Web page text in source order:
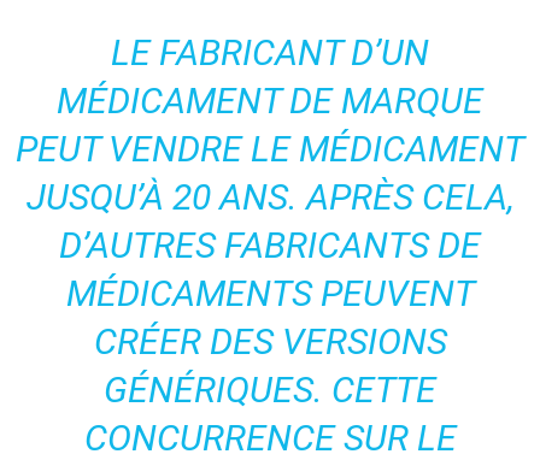
LE FABRICANT D’UN
MÉDICAMENT DE MARQUE
PEUT VENDRE LE MÉDICAMENT
JUSQU’À 20 ANS. APRÈS CELA,
D’AUTRES FABRICANTS DE
MÉDICAMENTS PEUVENT
CRÉER DES VERSIONS
GÉNÉRIQUES. CETTE
CONCURRENCE SUR LE